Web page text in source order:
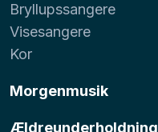
Bryllupssangere
Visesangere
Kor
Morgenmusik
Ældreunderholdning